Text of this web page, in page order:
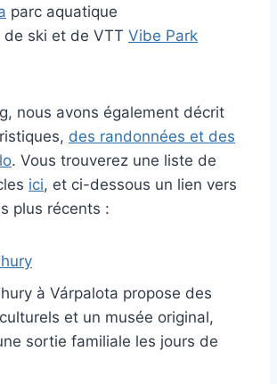
parc aquatique
de ski et de VTT Vibe Park
nous avons également décrit
des randonnées et des
. Vous trouverez une liste de
ici, et ci-dessous un lien vers
plus récents :
à Várpalota propose des
et un musée original,
sortie familiale les jours de